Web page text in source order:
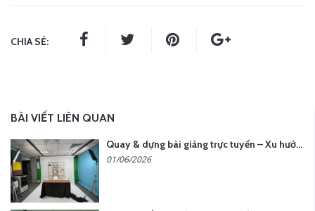
CHIA SẺ:
BÀI VIẾT LIÊN QUAN
Quay & dựng bài giảng trực tuyến – Xu hướng đào tạo thời đại số
01/06/2026